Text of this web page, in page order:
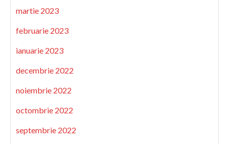
martie 2023
februarie 2023
ianuarie 2023
decembrie 2022
noiembrie 2022
octombrie 2022
septembrie 2022